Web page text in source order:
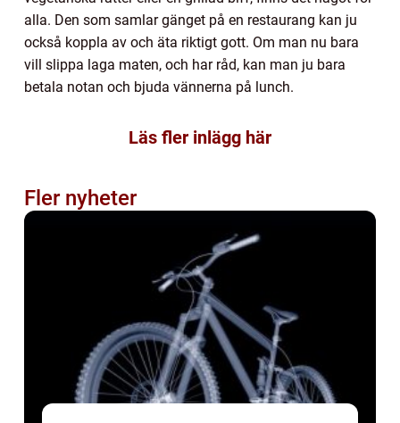
alla. Den som samlar gänget på en restaurang kan ju
också koppla av och äta riktigt gott. Om man nu bara
vill slippa laga maten, och har råd, kan man ju bara
betala notan och bjuda vännerna på lunch.
Läs fler inlägg här
Fler nyheter